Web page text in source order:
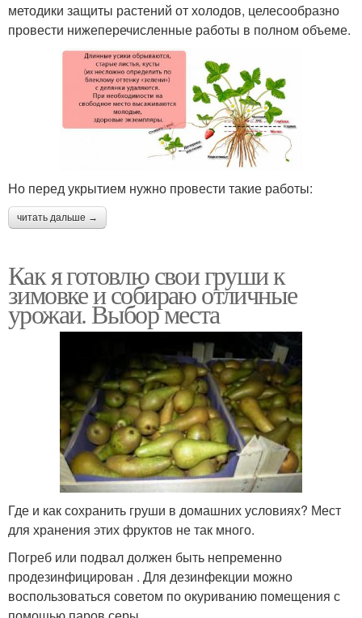
методики защиты растений от холодов, целесообразно
провести нижеперечисленные работы в полном объеме.
Но перед укрытием нужно провести такие работы:
читать дальше →
Как я готовлю свои груши к
зимовке и собираю отличные
урожаи. Выбор места
Где и как сохранить груши в домашних условиях? Мест
для хранения этих фруктов не так много.
Погреб или подвал должен быть непременно
продезинфицирован . Для дезинфекции можно
воспользоваться советом по окуриванию помещения с